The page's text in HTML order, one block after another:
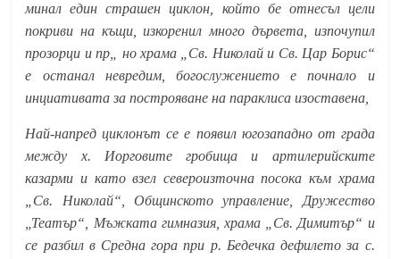
минал един страшен циклон, който бе отнесъл цели
покриви на къщи, изкоренил много дървета, изпочупил
прозорци и пр„ но храма „Св. Николай и Св. Цар Борис“
е останал невредим, богослужението е почнало и
инциативата за построяване на параклиса изоставена,
Най-напред циклонът се е появил югозападно от града
между х. Иорговите гробища и артилерийските
казарми и като взел североизточна посока към храма
„Св. Николай“, Общинското управление, Дружество
„Театър“, Мъжката гимназия, храма „Св. Димитър“ и
се разбил в Средна гора при р. Бедечка дефилето за с.